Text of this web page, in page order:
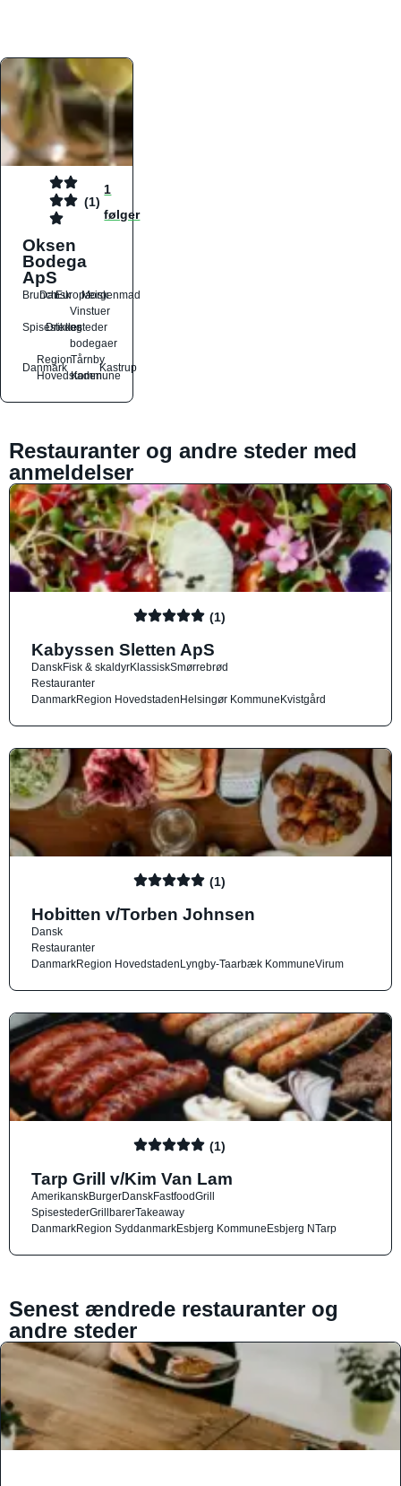
(1)
1
følger
Oksen
Bodega
ApS
Brunch
DanskEuropæiskMorgenmad
Spisesteder
Drikkesteder
Vinstuer
og
bodegaer
Danmark
Region
Hovedstaden
Tårnby
Kommune
Kastrup
Restauranter og andre steder med
anmeldelser
(1)
Kabyssen Sletten ApS
DanskFisk & skaldyrKlassiskSmørrebrød
Restauranter
DanmarkRegion HovedstadenHelsingør KommuneKvistgård
(1)
Hobitten v/Torben Johnsen
Dansk
Restauranter
DanmarkRegion HovedstadenLyngby-Taarbæk KommuneVirum
(1)
Tarp Grill v/Kim Van Lam
AmerikanskBurgerDanskFastfoodGrill
SpisestederGrillbarerTakeaway
DanmarkRegion SyddanmarkEsbjerg KommuneEsbjerg NTarp
Senest ændrede restauranter og
andre steder